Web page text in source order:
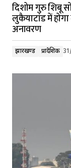
दिशोम गुरु शिबू
लुकैयाटांड में होगा
अनावरण
झारखण्ड प्रादेशिक